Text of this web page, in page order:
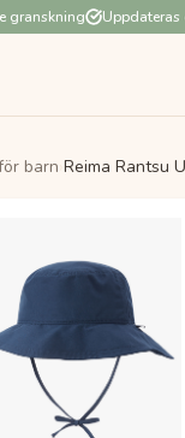
granskning
barn Reima Rantsu